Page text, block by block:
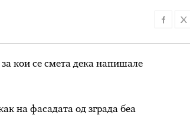
кои се смета дека напишале
на фасадата од зграда беа